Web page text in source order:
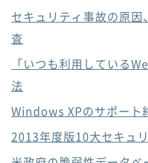
セキュリティ事故の原
査
「いつも利用している
法
Windows XPのサポート
2013年度版10大セキュ